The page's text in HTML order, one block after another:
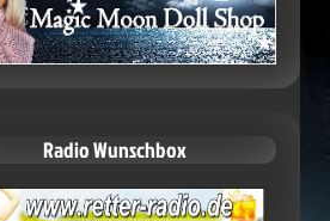
Radio Wunschbox